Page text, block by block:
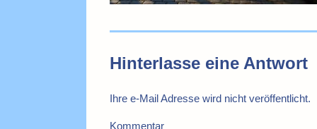
Hinterlasse eine Antwort
Ihre e-Mail Adresse wird nicht veröffentlicht.
Kommentar